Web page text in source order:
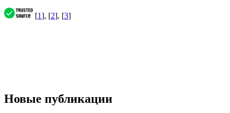
[1], [2], [3]
Новые публикации